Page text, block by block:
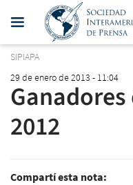
SIPIAPA
29 de enero de 2013 - 11:04
2012
Compartí esta nota: